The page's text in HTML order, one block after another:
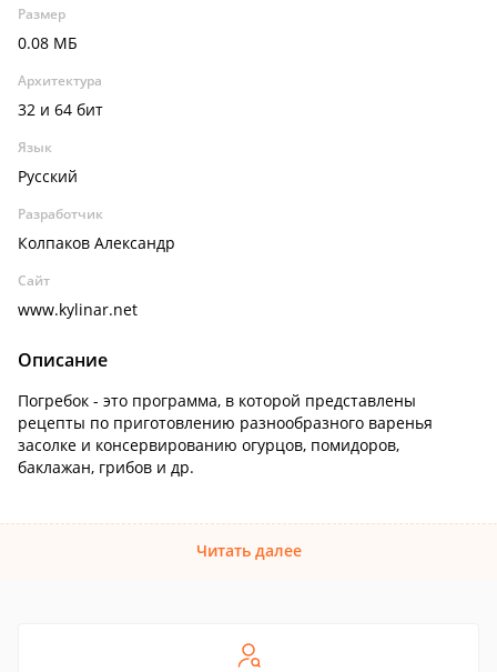
Размер
0.08 МБ
Архитектура
32 и 64 бит
Язык
Русский
Разработчик
Колпаков Александр
Сайт
www.kylinar.net
Описание
Погребок - это программа, в которой представлены
рецепты по приготовлению разнообразного варенья
засолке и консервированию огурцов, помидоров,
баклажан, грибов и др.
Читать далее